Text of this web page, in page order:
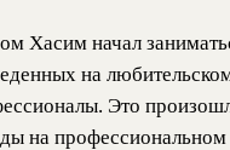
Хасим начал
на
Это
на